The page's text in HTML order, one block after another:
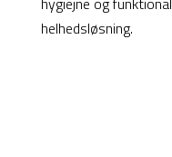
helhedsløsning.